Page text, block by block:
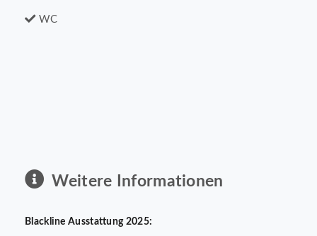
WC
Weitere Informationen
Blackline Ausstattung 2025: